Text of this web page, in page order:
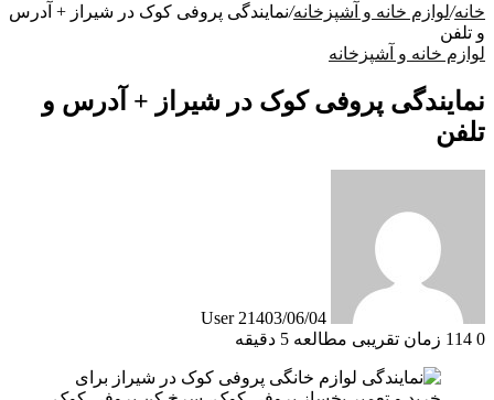
خانه/لوازم خانه و آشپزخانه/نمایندگی پروفی کوک در شیراز + آدرس
و تلفن
لوازم خانه و آشپزخانه
نمایندگی پروفی کوک در شیراز + آدرس و
تلفن
User 21403/06/04
0
زمان تقریبی مطالعه 5 دقیقه